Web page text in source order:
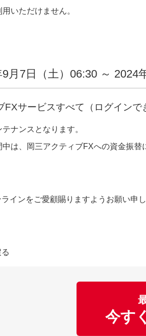
いただけません。
9月7日（土）06:30 ～ 2024
FXサービスすべて（ログインで
ナンスとなります。
中は、岡三アクティブFXへの資金振替
インをご愛顧賜りますようお願い申し
今す